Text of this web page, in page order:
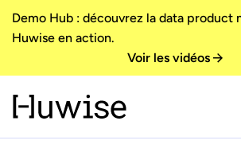
Demo Hub : découvrez la data product
Huwise en action.
Voir les vidéos